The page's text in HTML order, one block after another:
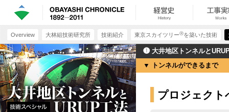
Overview 大林組技術研究所 技術紹介 東京スカイツリーⓇを築いた技術
❶ 大井地区トンネルと
トンネルができるまで
プロジェクト